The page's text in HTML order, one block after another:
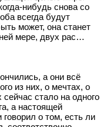
нибудь снова со
всегда будут
может, она станет
мере, двух рас…
а они всё
из них, о мечтах, о
стало на одного
а настоящей
о том, есть ли